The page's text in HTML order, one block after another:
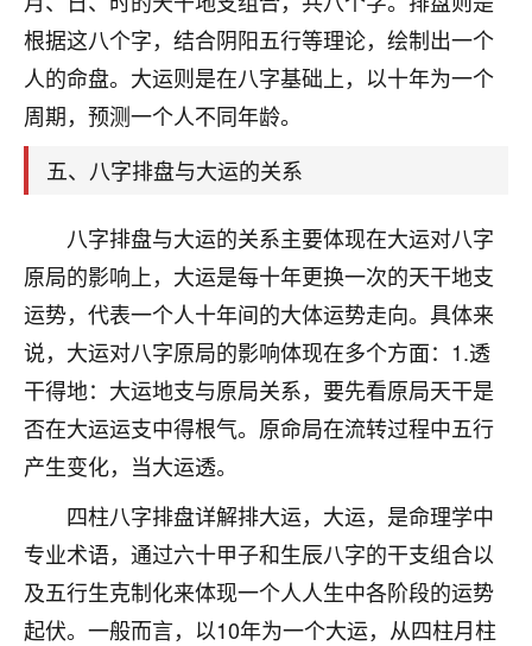
根据这八个字，结合阴阳五行等理论，绘制出一个
人的命盘。大运则是在八字基础上，以十年为一个
周期，预测一个人不同年龄。
五、八字排盘与大运的关系
八字排盘与大运的关系主要体现在大运对八字
原局的影响上，大运是每十年更换一次的天干地支
运势，代表一个人十年间的大体运势走向。具体来
说，大运对八字原局的影响体现在多个方面：1.透
干得地：大运地支与原局关系，要先看原局天干是
否在大运运支中得根气。原命局在流转过程中五行
产生变化，当大运透。
四柱八字排盘详解排大运，大运，是命理学中
专业术语，通过六十甲子和生辰八字的干支组合以
及五行生克制化来体现一个人人生中各阶段的运势
起伏。一般而言，以10年为一个大运，从四柱月柱
太岁还有一个发钱粮，本来年前的人事调整，拖到年
后，我以为都没戏了，结果开年一上班，开会提拔升
职第一个就是我，职务无所谓，主要是底薪加了
3000，非常开心，无论如何，感恩感谢！🙏🏻
鹿森：恭喜升职加薪！！，请客吗？�
心心相印
我身体不太好，总是病病殃殃的，去检查又没什么大
问题，反正就是不舒服。中医西医看遍了，找不到问
题，后来无意中看到有人推荐慧来老师，跟老师聊过
之后，心情豁然开朗，也听老师建议，处理了一些因
果问题。今年以来，身体比以前好多，主要是心情好
了，老师说境随心转，现在深有体会了。
鹿森 ：是的，其实跟老师聊过之后，最大的感
触，首先就是心态会变好，万般皆是命，半点
不由人！
9